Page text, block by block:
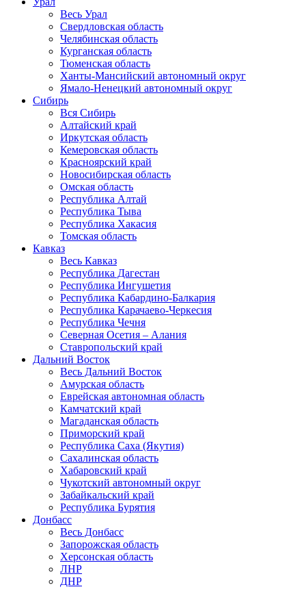
Весь Урал
Свердловская область
Челябинская область
Курганская область
Тюменская область
Ханты-Мансийский автономный округ
Ямало-Ненецкий автономный округ
Сибирь
Вся Сибирь
Алтайский край
Иркутская область
Кемеровская область
Красноярский край
Новосибирская область
Омская область
Республика Алтай
Республика Тыва
Республика Хакасия
Томская область
Кавказ
Весь Кавказ
Республика Дагестан
Республика Ингушетия
Республика Кабардино-Балкария
Республика Карачаево-Черкесия
Республика Чечня
Северная Осетия – Алания
Ставропольский край
Дальний Восток
Весь Дальний Восток
Амурская область
Еврейская автономная область
Камчатский край
Магаданская область
Приморский край
Республика Саха (Якутия)
Сахалинская область
Хабаровский край
Чукотский автономный округ
Забайкальский край
Республика Бурятия
Донбасс
Весь Донбасс
Запорожская область
Херсонская область
ЛНР
ДНР